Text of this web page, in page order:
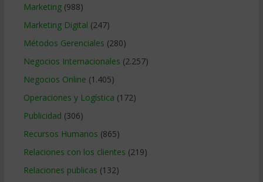
Marketing(988)
Marketing Digital (247)
Métodos Gerenciales (280)
Negocios Internacionales (2.257)
Negocios Online (1.405)
Operaciones y Logística (172)
Publicidad (306)
Recursos Humanos (865)
Relaciones con los clientes (219)
Relaciones publicas (132)